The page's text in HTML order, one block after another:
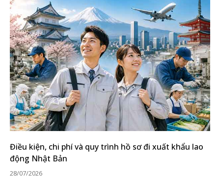
Điều kiện, chi phí và quy trình hồ sơ đi xuất khẩu lao
động Nhật Bản
28/07/2026